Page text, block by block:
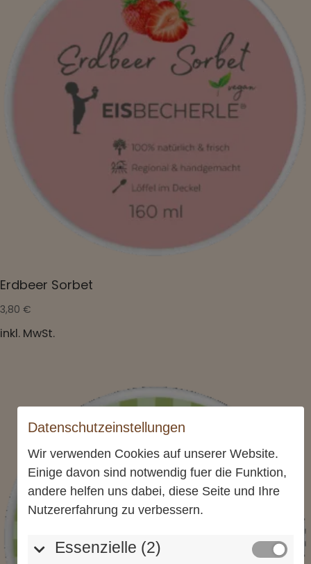
Datenschutzeinstellungen
Wir verwenden Cookies auf unserer Website.
Einige davon sind notwendig fuer die Funktion,
andere helfen uns dabei, diese Seite und Ihre
Nutzererfahrung zu verbessern.
Essenzielle (2)
Erdbeer Sorbet
3,80 €
inkl. MwSt.